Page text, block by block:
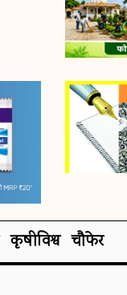
कृषीविश्व चौफेर